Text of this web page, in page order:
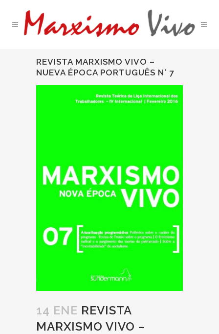
REVISTA MARXISMO VIVO –
NUEVA ÉPOCA PORTUGUÊS N° 7
14 ENE REVISTA
MARXISMO VIVO –